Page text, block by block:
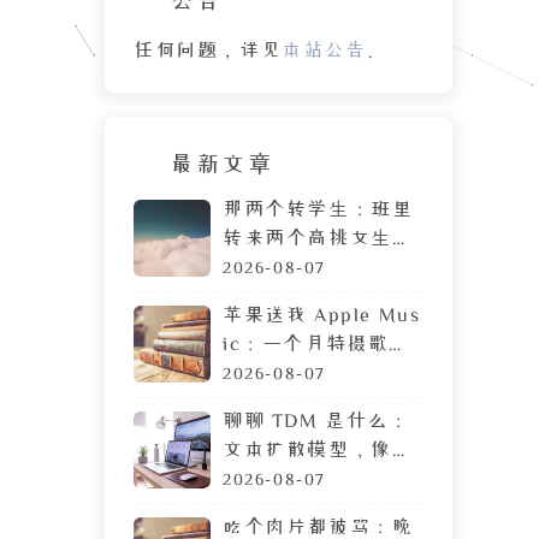
任何问题，详见 本站公告
最新文章
那两个转学生：班里
转来两个高挑女生，
拷贝 MP3 居然是喜
2026-08-07
苹果送我 Apple Mus
ic：一个月特摄歌曲
搜索体验，让我果断
2026-08-07
聊聊 TDM 是什么：
文本扩散模型，像生
成图片一样生成文章
2026-08-07
吃个肉片都被骂：晚